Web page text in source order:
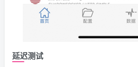
延迟测试